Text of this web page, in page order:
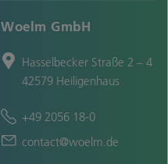
Woelm GmbH
Hasselbecker Straße 2 – 4
42579 Heiligenhaus
+49 2056 18-0
contact@woelm.de